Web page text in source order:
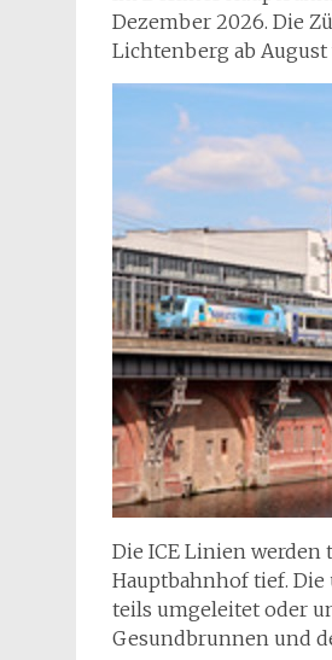
Dezember 2026. Die
Lichtenberg ab
Die ICE Linien
Hauptbahnhof tief. Die
teils umgeleitet oder
Gesundbrunnen und